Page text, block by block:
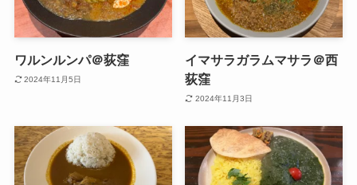
ワルンルンパ＠荻窪
2024年11月5日
イマサラガラムマサラ＠西
荻窪
2024年11月3日